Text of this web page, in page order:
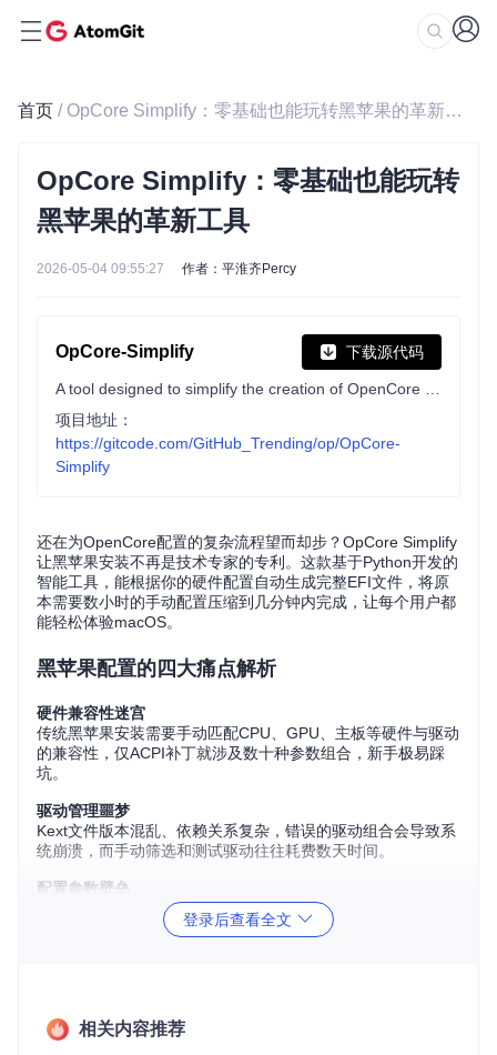
首页 / OpCore Simplify：零基础也能玩转黑苹果的革新工具
OpCore Simplify：零基础也能玩转
黑苹果的革新工具
2026-05-04 09:55:27 作者：平淮齐Percy
OpCore-Simplify 下载源代码
项目地址：
https://gitcode.com/GitHub_Trending/op/OpCore-
Simplify
还在为OpenCore配置的复杂流程望而却步？OpCore Simplify
让黑苹果安装不再是技术专家的专利。这款基于Python开发的
智能工具，能根据你的硬件配置自动生成完整EFI文件，将原
本需要数小时的手动配置压缩到几分钟内完成，让每个用户都
能轻松体验macOS。
黑苹果配置的四大痛点解析
硬件兼容性迷宫
传统黑苹果安装需要手动匹配CPU、GPU、主板等硬件与驱动
的兼容性，仅ACPI补丁就涉及数十种参数组合，新手极易踩
坑。
驱动管理噩梦
Kext文件版本混乱、依赖关系复杂，错误的驱动组合会导致系
统崩溃，而手动筛选和测试驱动往往耗费数天时间。
配置参数壁垒
OpenCore的config.plist包含数百个配置项，从引导参数到设
备属性，每一项错误都可能导致无法启动，普通用户难以掌
需要重新学习新的适配规则，维护成本极高。
登录后查看全文
相关内容推荐